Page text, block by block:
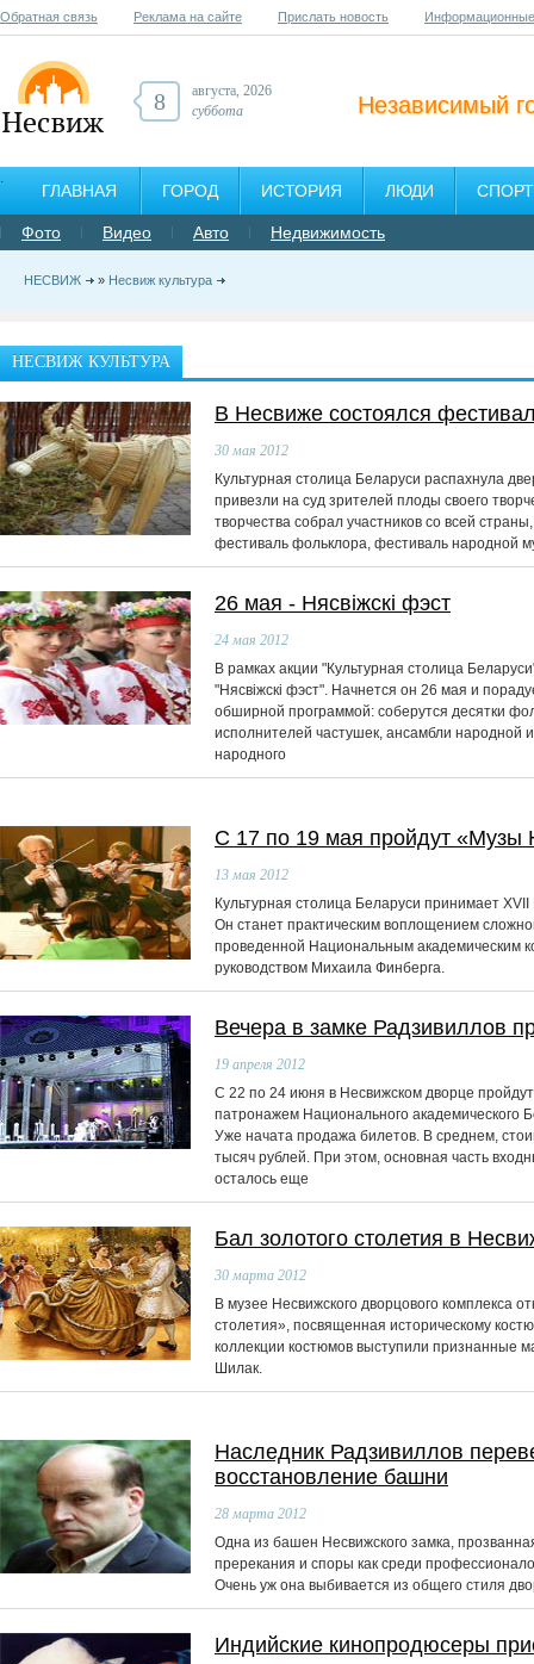
Обратная связь Реклама на сайте Прислать новость
Независимый
8
августа, 2026
суббота
ГЛАВНАЯ ГОРОД ИСТОРИЯ ЛЮДИ СПОРТ
Фото Видео Авто Недвижимость
НЕСВИЖ » Несвиж культура
НЕСВИЖ КУЛЬТУРА
В Несвиже состоялся
30 мая 2012
Культурная столица Беларуси распахнула
привезли на суд зрителей плоды своего
творчества собрал участников со всей
фестиваль фольклора, фестиваль народной
26 мая - Нясвiжскi фэст
24 мая 2012
В рамках акции "Культурная столица
"Нясвiжскi фэст". Начнется он 26 мая и
обширной программой: соберутся десятки
исполнителей частушек, ансамбли народной
народного
С 17 по 19 мая пройдут «Музы
13 мая 2012
Культурная столица Беларуси принимает
Он станет практическим воплощением
проведенной Национальным академическим
руководством Михаила Финберга.
Вечера в замке Радзивиллов
19 апреля 2012
С 22 по 24 июня в Несвижском дворце
патронажем Национального академического
Уже начата продажа билетов. В среднем,
тысяч рублей. При этом, основная часть
осталось еще
Бал золотого столетия в
30 марта 2012
В музее Несвижского дворцового комплекса
столетия», посвященная историческому
коллекции костюмов выступили признанные
Шилак.
Наследник Радзивиллов
восстановление башни
28 марта 2012
Одна из башен Несвижского замка,
пререкания и споры как среди
Очень уж она выбивается из общего стиля
Индийские кинопродюсеры